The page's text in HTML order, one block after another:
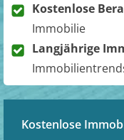
Kostenlose
Immobilie
Langjährige
Kostenlose